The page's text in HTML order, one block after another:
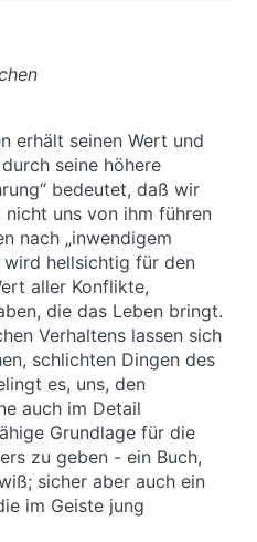
erhält seinen Wert und
seine höhere
bedeutet, daß wir
uns von ihm führen
nach „inwendigem
hellsichtig für den
aller Konflikte,
die das Leben bringt.
Verhaltens lassen sich
schlichten Dingen des
es, uns, den
auch im Detail
Grundlage für die
zu geben - ein Buch,
sicher aber auch ein
im Geiste jung